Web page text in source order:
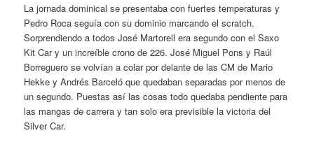
La jornada dominical se presentaba con fuertes temperaturas y
Pedro Roca seguía con su dominio marcando el scratch.
Sorprendiendo a todos José Martorell era segundo con el Saxo
Kit Car y un increíble crono de 226. José Miguel Pons y Raúl
Borreguero se volvían a colar por delante de las CM de Mario
Hekke y Andrés Barceló que quedaban separadas por menos de
un segundo. Puestas así las cosas todo quedaba pendiente para
las mangas de carrera y tan solo era previsible la victoria del
Silver Car.